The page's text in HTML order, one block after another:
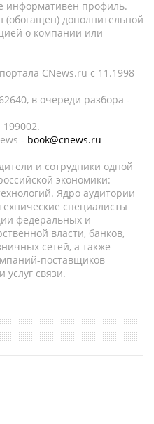
информативен профиль.
дополнительной
о компании или
CNews.ru c 11.1998
в очереди разбора -
- book@cnews.ru
и сотрудники одной
экономики:
Ядро аудитории
специалисты
федеральных и
власти, банков,
сетей, а также
поставщиков
связи.